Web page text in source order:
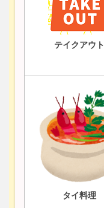
テイクアウト
タイ料理